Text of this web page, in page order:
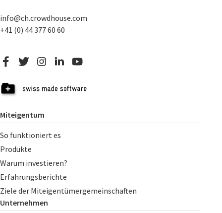
info@ch.crowdhouse.com
+41 (0) 44 377 60 60
Miteigentum
So funktioniert es
Produkte
Warum investieren?
Erfahrungsberichte
Ziele der Miteigentümergemeinschaften
Unternehmen